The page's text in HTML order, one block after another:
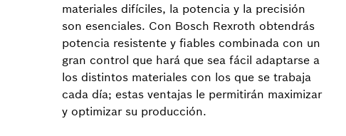
materiales difíciles, la potencia y la precisión
son esenciales. Con Bosch Rexroth obtendrás
potencia resistente y fiables combinada con un
gran control que hará que sea fácil adaptarse a
los distintos materiales con los que se trabaja
cada día; estas ventajas le permitirán maximizar
y optimizar su producción.